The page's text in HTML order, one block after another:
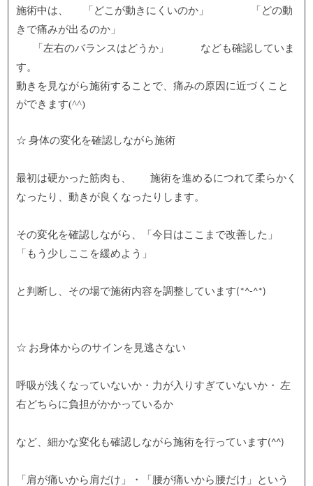
施術中は、 「どこが動きにくいのか」
「どの動
きで痛みが出るのか」
「左右のバランスはどうか」
なども確認していま
す。
動きを見ながら施術することで、痛みの原因に近づくこと
ができます(^^)
☆ 身体の変化を確認しながら施術
最初は硬かった筋肉も、
施術を進めるにつれて柔らかく
なったり、動きが良くなったりします。
その変化を確認しながら、「今日はここまで改善した」
「もう少しここを緩めよう」
と判断し、その場で施術内容を調整しています(*^-^*)
☆ お身体からのサインを見逃さない
呼吸が浅くなっていないか・力が入りすぎていないか・ 左
右どちらに負担がかかっているか
など、細かな変化も確認しながら施術を行っています(^^)
「肩が痛いから肩だけ」・「腰が痛いから腰だけ」という